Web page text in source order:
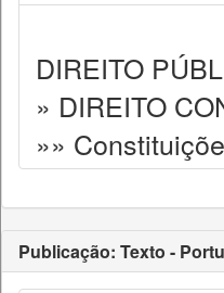
DIREITO
» DIREITO
»»
Publicação: Texto -